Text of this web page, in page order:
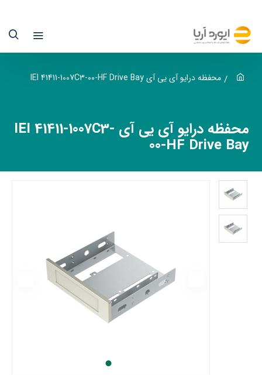
درایو
آی
یی
IEI
41411-
1007C3-
00-
HF
محفظه درایو آی یی آی IEI 41411-1007C3-00-HF Drive Bay
محفظه درایو آی یی آی IEI 41411-1007C3-
00-HF Drive Bay